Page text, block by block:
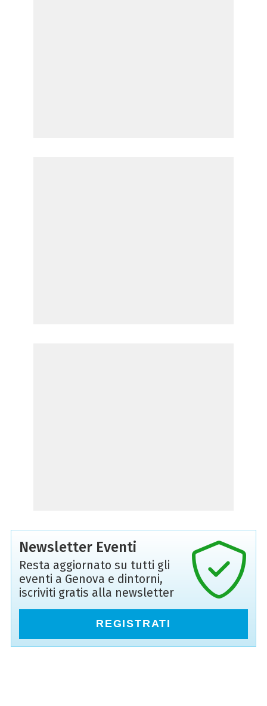
Newsletter Eventi
Resta aggiornato su tutti gli
eventi a Genova e dintorni,
iscriviti gratis alla newsletter
REGISTRATI